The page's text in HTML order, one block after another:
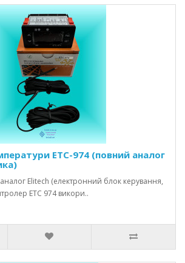
ETC-974 (повний аналог
Elitech (електронний блок керування,
ETC 974 викори..